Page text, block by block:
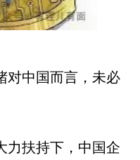
对中国而言，未必
力扶持下，中国企